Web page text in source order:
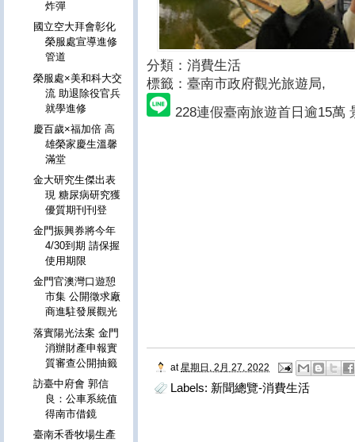
分類：消費生活
標籤：臺南市政府觀光旅遊局,
228連假臺南旅遊首日逾15萬
at 星期日, 2月 27, 2022
Labels: 新聞總覽-消費生活
炸彈
國立空大拜會彰化
榮服處宣導進修
管道
榮服處×美和科大交
流 助退除役官兵
就學進修
慶百歲×福加倍 高
雄榮家慶生溫馨
滿堂
金大研究生傑出表
現 糖尿病研究獲
優質期刊刊登
金門振興券將今年
4/30到期 請保握
使用期限
金門官澳灣口遊憩
市集 公開徵求廠
商進駐發展觀光
落實陽光法案 金門
消辦財產申報實
質審查公開抽籤
訪臺中府會 郭信
良：公車系統值
得南市借鏡
臺南禾香牧場生產